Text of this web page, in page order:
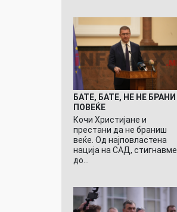
БАТЕ, БАТЕ, НЕ НЕ БРАНИ
ПОВЕЌЕ
Кочи Христијане и
престани да не браниш
веќе. Од најповластена
нација на САД, стигнавме
до…